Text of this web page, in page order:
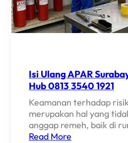
Isi Ulang APAR
Hub 0813 3540 1921
Keamanan terhadap
merupakan hal yang
anggap remeh, baik di
Read More